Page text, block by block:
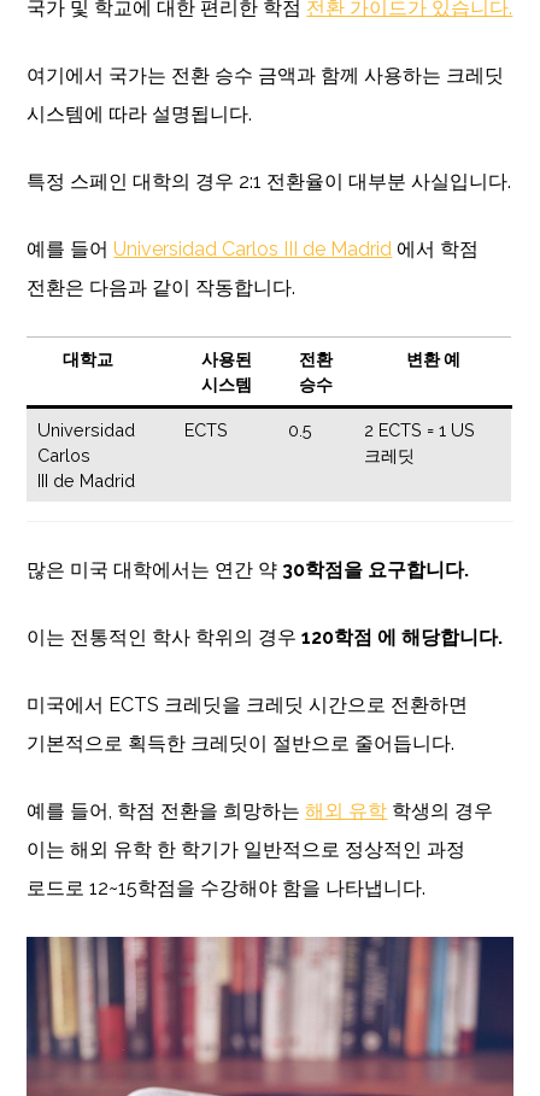
국가 및 학교에 대한 편리한 학점 전환 가이드가 있습니다.
여기에서 국가는 전환 승수 금액과 함께 사용하는 크레딧
시스템에 따라 설명됩니다.
특정 스페인 대학의 경우 2:1 전환율이 대부분 사실입니다.
예를 들어Universidad Carlos III de Madrid 에서 학점
전환은 다음과 같이 작동합니다.
대학교
사용된
시스템
전환
승수
변환 예
Universidad
Carlos
III de Madrid
ECTS 0.5
2 ECTS = 1 US
크레딧
많은 미국 대학에서는 연간 약 30학점을 요구합니다.
이는 전통적인 학사 학위의 경우120학점 에 해당합니다.
미국에서 ECTS 크레딧을 크레딧 시간으로 전환하면
기본적으로 획득한 크레딧이 절반으로 줄어듭니다.
예를 들어, 학점 전환을 희망하는해외 유학 학생의 경우
이는 해외 유학 한 학기가 일반적으로 정상적인 과정
로드로 12~15학점을 수강해야 함을 나타냅니다.